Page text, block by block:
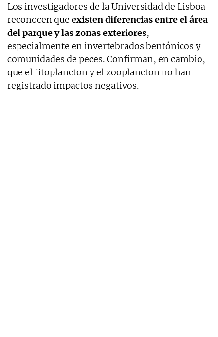
Los investigadores de la Universidad de Lisboa
reconocen que existen diferencias entre el área
del parque y las zonas exteriores,
especialmente en invertebrados bentónicos y
comunidades de peces. Confirman, en cambio,
que el fitoplancton y el zooplancton no han
registrado impactos negativos.